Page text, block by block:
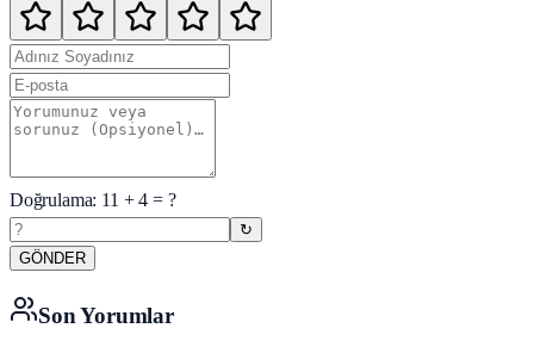
Doğrulama: 11 +4 = ?
↻
GÖNDER
Son Yorumlar